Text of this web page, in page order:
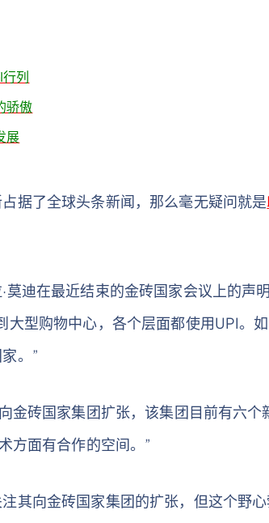
列
骄傲
展
据了全球头条新闻，那么毫无疑问就是
莫迪在最近结束的金砖国家会议上的声
大型购物中心，各个层面都使用UPI。
。”
金砖国家集团扩张，该集团目前有六
方面有合作的空间。”
其向金砖国家集团的扩张，但这个野